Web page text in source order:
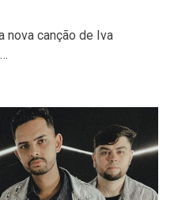
nova canção de Iva